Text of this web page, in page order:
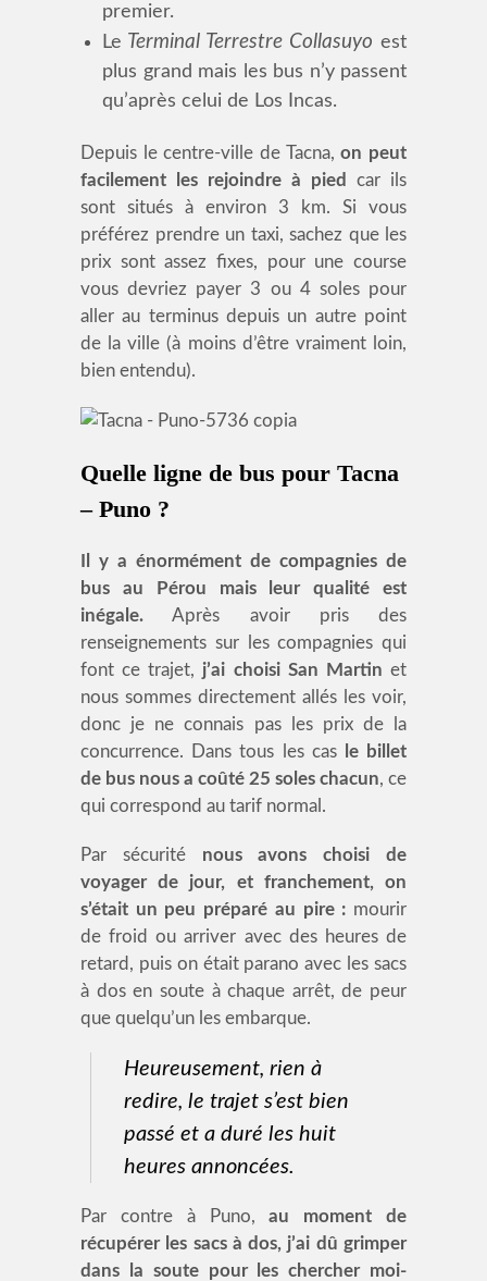
premier.
Le Terminal Terrestre Collasuyo est
plus grand mais les bus n’y passent
qu’après celui de Los Incas.
Depuis le centre-ville de Tacna,on peut
facilement les rejoindre à pied
car ils
sont situés à environ 3 km. Si vous
préférez prendre un taxi, sachez que les
prix sont assez fixes, pour une course
vous devriez payer 3 ou 4 soles pour
aller au terminus depuis un autre point
de la ville (à moins d’être vraiment loin,
bien entendu).
Quelle ligne de bus pour Tacna
– Puno ?
Il y a énormément de compagnies de
bus au Pérou mais leur qualité est
inégale. Après avoir pris des
renseignements sur les compagnies qui
font ce trajet, j’ai choisi San Martin et
nous sommes directement allés les voir,
donc je ne connais pas les prix de la
concurrence. Dans tous les casle billet
de bus nous a coûté 25 soles chacun, ce
qui correspond au tarif normal.
Par sécuriténous avons choisi de
voyager de jour, et franchement, on
s’était un peu préparé au pire : mourir
de froid ou arriver avec des heures de
retard, puis on était parano avec les sacs
à dos en soute à chaque arrêt, de peur
que quelqu’un les embarque.
Heureusement, rien à
redire, le trajet s’est bien
passé et a duré les huit
heures annoncées.
Par contre à Puno, au moment de
récupérer les sacs à dos, j’ai dû grimper
dans la soute pour les chercher moi-